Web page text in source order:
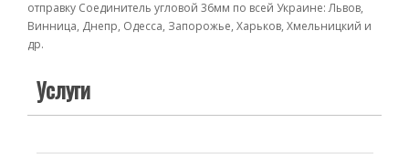
отправку Соединитель угловой 36мм по всей Украине: Львов,
Винница, Днепр, Одесса, Запорожье, Харьков, Хмельницкий и
др.
Услуги